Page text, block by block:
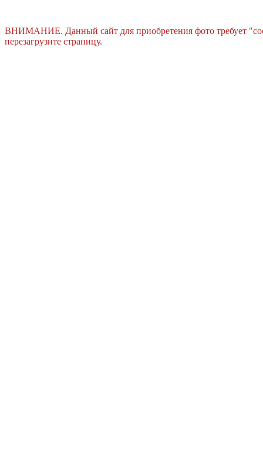
ВНИМАНИЕ. Данный сайт для приобретения фото требует
перезагрузите страницу.